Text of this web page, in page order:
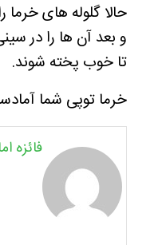
حالا گلوله های
و بعد آن ها را در
تا خوب پخته شوند.
خرما توپی شما
فائزه